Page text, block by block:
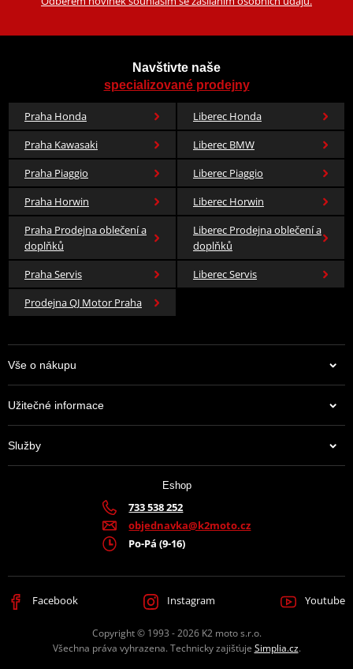
Navštivte naše
specializované prodejny
Praha Honda
Liberec Honda
Praha Kawasaki
Liberec BMW
Praha Piaggio
Liberec Piaggio
Praha Horwin
Liberec Horwin
Praha Prodejna oblečení a
doplňků
Liberec Prodejna oblečení a
doplňků
Praha Servis
Liberec Servis
Prodejna QJ Motor Praha
Vše o nákupu
Užitečné informace
Služby
Eshop
733 538 252
objednavka@k2moto.cz
Po-Pá (9-16)
Facebook Instagram Youtube
Copyright © 1993 - 2026 K2 moto s.r.o.
Všechna práva vyhrazena. Technicky zajišťuje Simplia.cz.